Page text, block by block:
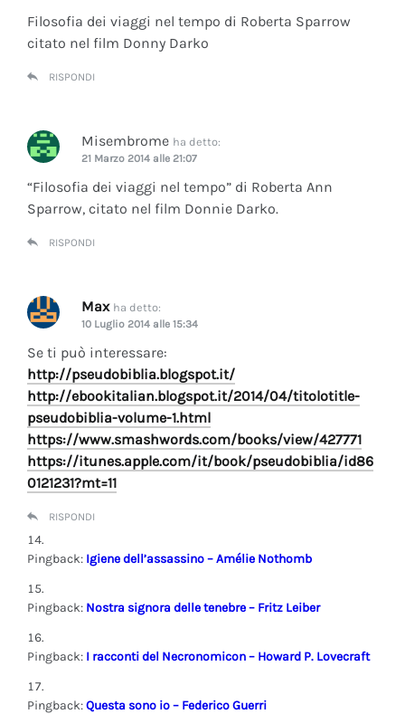
Filosofia dei viaggi nel tempo di Roberta Sparrow
citato nel film Donny Darko
RISPONDI
Misembrome ha detto:
21 Marzo 2014 alle 21:07
“Filosofia dei viaggi nel tempo” di Roberta Ann
Sparrow, citato nel film Donnie Darko.
RISPONDI
Max ha detto:
10 Luglio 2014 alle 15:34
Se ti può interessare:
http://pseudobiblia.blogspot.it/
http://ebookitalian.blogspot.it/2014/04/titolotitle-
pseudobiblia-volume-1.html
https://www.smashwords.com/books/view/427771
https://itunes.apple.com/it/book/pseudobiblia/id86
0121231?mt=11
RISPONDI
Pingback: Igiene dell’assassino – Amélie Nothomb
Pingback: Nostra signora delle tenebre – Fritz Leiber
Pingback: I racconti del Necronomicon – Howard P. Lovecraft
Pingback:Questa sono io – Federico Guerri